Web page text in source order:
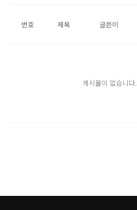
번호 제목 글쓴이
게시물이 없습니다.